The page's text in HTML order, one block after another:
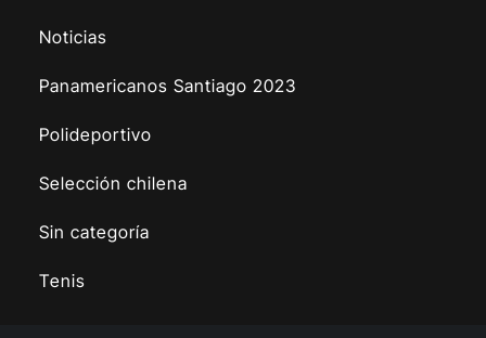
Noticias
Panamericanos Santiago 2023
Polideportivo
Selección chilena
Sin categoría
Tenis